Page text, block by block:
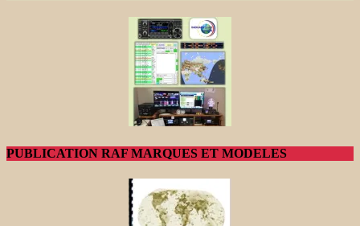
PUBLICATION RAF MARQUES ET MODELES